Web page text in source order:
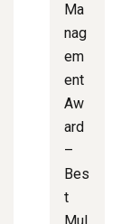
Ma
nag
em
ent
Aw
ard
–
Bes
t